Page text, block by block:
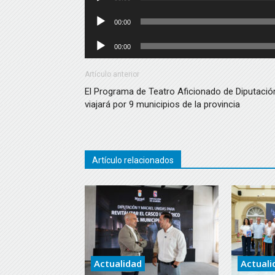
audio
Reproductor
audio
00:00
Reproductor
de
audio
00:00
Artículo anterior
El Programa de Teatro Aficionado de
viajará por 9 municipios de la provincia
Artículo relacionados
Actualidad